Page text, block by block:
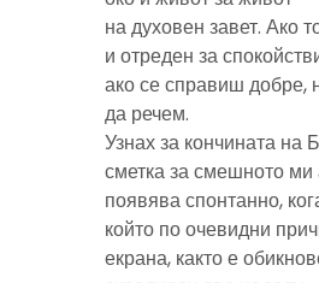
на духовен завет. Ако
и отреден за
ако се справиш добре,
да речем.
Узнах за кончината на
сметка за смешното ми
появява спонтанно,
който по очевидни
екрана, както е